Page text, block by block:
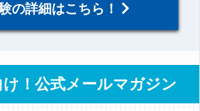
の詳細はこちら！
！公式メールマガジン